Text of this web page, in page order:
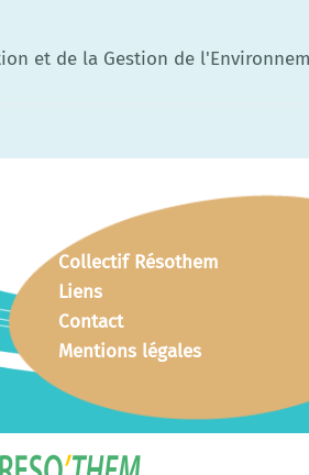
et de la Gestion de
Collectif Résothem
Liens
Contact
Mentions légales